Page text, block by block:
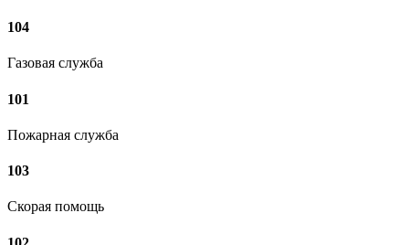
104
Газовая служба
101
Пожарная служба
103
Скорая помощь